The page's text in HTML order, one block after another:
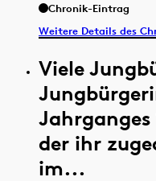
Chronik-Eintrag
Weitere Details des
Viele
Jahrganges
der ihr
im...